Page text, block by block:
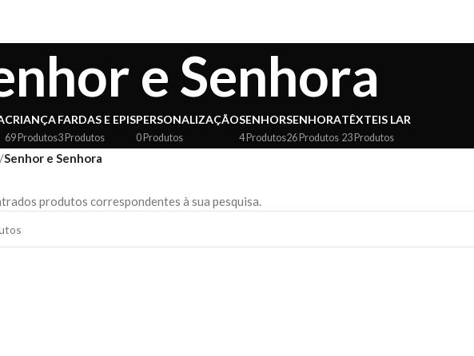
e Senhora
CRIANÇA
69 Produtos
FARDAS E EPIS
3 Produtos
PERSONALIZAÇÃO
0 Produtos
SENHOR
4 Produtos
SENHORA
26 Produtos
TÊXTEIS LAR
23 Produtos
/Senhor e Senhora
produtos correspondentes à sua pesquisa.